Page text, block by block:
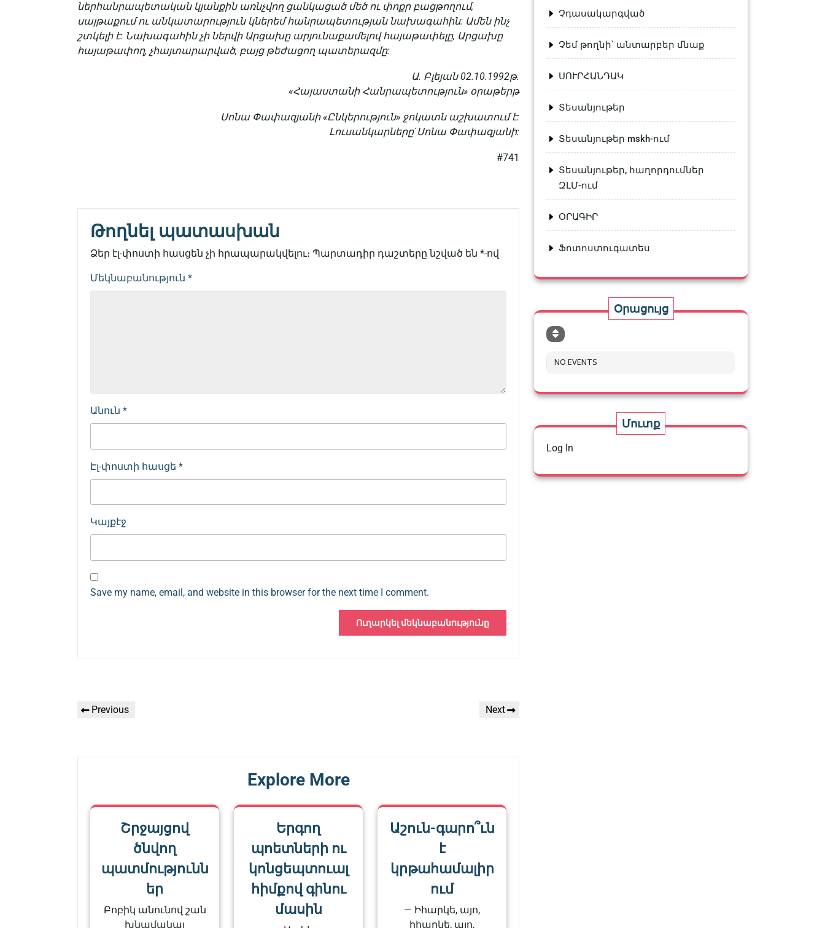
ներհանրապետական կյանքին առնչվող ցանկացած մեծ ու փոքր բացթողում,
սայթաքում ու անկատարություն կներեմ հանրապետության նախագահին: Ամեն ինչ
շտկելի է: Նախագահին չի ներվի Արցախը արյունաքամելով հայաթափելը, Արցախը
հայաթափող, չհայտարարված, բայց թեժացող պատերազմը:
Ա. Բլեյան 02.10.1992թ.
«Հայաստանի Հանրապետություն» օրաթերթ
Սոնա Փափազյանի «Ընկերություն» ջոկատն աշխատում է:
Լուսանկարները`Սոնա Փափազյանի:
#741
Թողնել պատասխան
Ձեր էլ-փոստի հասցեն չի հրապարակվելու։ Պարտադիր դաշտերը նշված են *-ով
Մեկնաբանություն *
Անուն *
Էլ-փոստի հասցե *
Կայքէջ
Save my name, email, and website in this browser for the next time I comment.
Գրառումների
Previous
Previous
Next
Next
Explore More
Շրջայցով
ծնվող
պատմությունն
եր
Բոբիկ անունով շան
խնամակալ
Երգող
պոետների ու
կոնցեպտուալ
հիմքով գինու
մասին
Աշուն-գարո՞ւն
է
կրթահամալիր
ում
— Իհարկե, այո,
իհարկե, այո,
Չդասակարգված
Չեմ թողնի՝ անտարբեր մնաք
ՍՈՒՐՀԱՆԴԱԿ
Տեսանյութեր
Տեսանյութեր mskh-ում
Տեսանյութեր, հաղորդումներ
ԶԼՄ-ում
ՕՐԱԳԻՐ
Ֆոտոստուգատես
Օրացույց
NO EVENTS
Մուտք
Log In